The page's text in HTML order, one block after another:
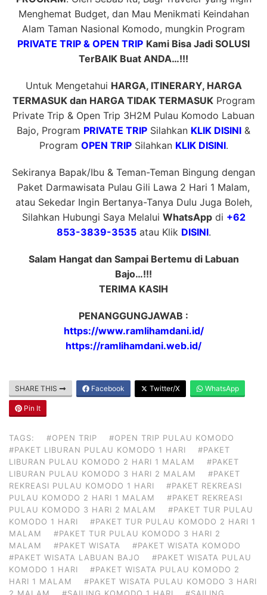
Menghemat Budget, dan Mau Menikmati Keindahan
Alam Taman Nasional Komodo, mungkin Program
PRIVATE TRIP & OPEN TRIP Kami Bisa Jadi SOLUSI
TerBAIK Buat ANDA…!!!
Untuk Mengetahui HARGA, ITINERARY, HARGA
TERMASUK dan HARGA TIDAK TERMASUKProgram
Private Trip & Open Trip 3H2M Pulau Komodo Labuan
Bajo, Program PRIVATE TRIP Silahkan KLIK DISINI &
Program OPEN TRIPSilahkan KLIK DISINI.
Sekiranya Bapak/Ibu & Teman-Teman Bingung dengan
Paket Darmawisata Pulau Gili Lawa 2 Hari 1 Malam,
atau Sekedar Ingin Bertanya-Tanya Dulu Juga Boleh,
Silahkan Hubungi Saya Melalui WhatsAppdi +62
853-3839-3535atau Klik DISINI.
Salam Hangat dan Sampai Bertemu di Labuan
Bajo…!!!
TERIMA KASIH
PENANGGUNGJAWAB :
https://www.ramlihamdani.id/
https://ramlihamdani.web.id/
SHARE THIS Facebook Twitter/X WhatsApp
Pin It
TAGS: #OPEN TRIP
#OPEN TRIP PULAU KOMODO
#PAKET LIBURAN PULAU KOMODO 1 HARI
#PAKET
LIBURAN PULAU KOMODO 2 HARI 1 MALAM
#PAKET
LIBURAN PULAU KOMODO 3 HARI 2 MALAM
#PAKET
REKREASI PULAU KOMODO 1 HARI
#PAKET REKREASI
PULAU KOMODO 2 HARI 1 MALAM
#PAKET REKREASI
PULAU KOMODO 3 HARI 2 MALAM
#PAKET TUR PULAU
KOMODO 1 HARI
#PAKET TUR PULAU KOMODO 2 HARI 1
MALAM
#PAKET TUR PULAU KOMODO 3 HARI 2
MALAM
#PAKET WISATA
#PAKET WISATA KOMODO
#PAKET WISATA LABUAN BAJO
#PAKET WISATA PULAU
KOMODO 1 HARI
#PAKET WISATA PULAU KOMODO 2
HARI 1 MALAM
#PAKET WISATA PULAU KOMODO 3 HARI